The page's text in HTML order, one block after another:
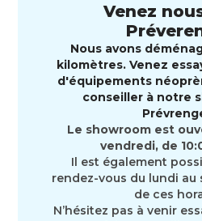
Venez
Nous avons
kilomètres. Venez
d'équipements
conseiller à notre
Le showroom est
vendredi, de
Il est également
rendez-vous du lundi au
de ces
N’hésitez pas à venir